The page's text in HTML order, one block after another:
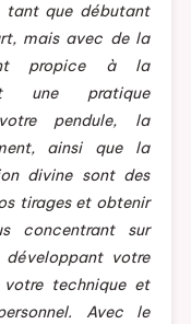
tant que débutant
mais avec de la
propice à la
une pratique
pendule, la
ainsi que la
divine sont des
tirages et obtenir
concentrant sur
développant votre
technique et
Avec le